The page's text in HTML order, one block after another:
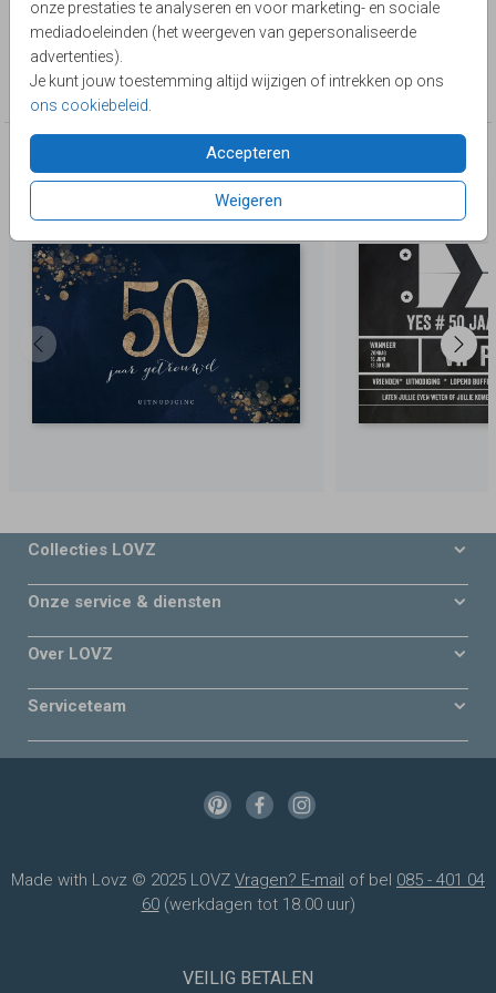
onze prestaties te analyseren en voor marketing- en sociale
mediadoeleinden (het weergeven van gepersonaliseerde
advertenties).
Je kunt jouw toestemming altijd wijzigen of intrekken op ons
ons cookiebeleid
Accepteren
Weigeren
Lievez
Collectie
50 jaar getrouwd
Deze producten zijn wellicht ook iets voor je
Collecties LOVZ
Onze service & diensten
Over LOVZ
Serviceteam
Made with Lovz © 2025 LOVZ Vragen? E-mail of bel 085 - 401 04
60(werkdagen tot 18.00 uur)
VEILIG BETALEN